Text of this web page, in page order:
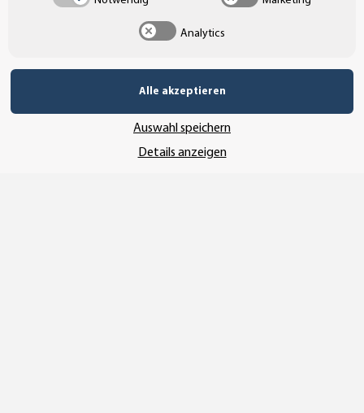
UNSERE ZAHLUNGSARTEN*
Analytics
Alle akzeptieren
Auswahl speichern
Details anzeigen